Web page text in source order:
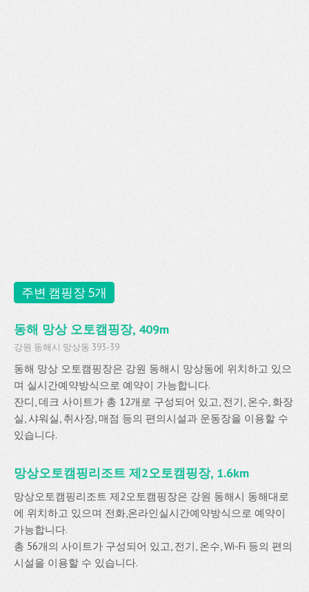
주변 캠핑장 5개
동해 망상 오토캠핑장, 409m
강원 동해시 망상동 393-39
동해 망상 오토캠핑장은 강원 동해시 망상동에 위치하고 있으
며 실시간예약방식으로 예약이 가능합니다.
잔디, 데크 사이트가 총 12개로 구성되어 있고, 전기, 온수, 화장
실, 샤워실, 취사장, 매점 등의 편의시설과 운동장을 이용할 수
있습니다.
망상오토캠핑리조트 제2오토캠핑장, 1.6km
망상오토캠핑리조트 제2오토캠핑장은 강원 동해시 동해대로
에 위치하고 있으며 전화,온라인실시간예약방식으로 예약이
가능합니다.
총 56개의 사이트가 구성되어 있고, 전기, 온수, Wi-Fi 등의 편의
시설을 이용할 수 있습니다.